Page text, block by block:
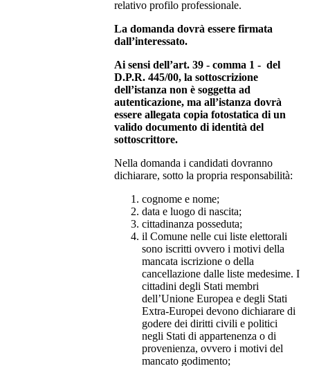
relativo profilo professionale.
La domanda dovrà essere firmata
dall’interessato.
Ai sensi dell’art. 39 - comma 1 - del
D.P.R. 445/00, la sottoscrizione
dell’istanza non è soggetta ad
autenticazione, ma all’istanza dovrà
essere allegata copia fotostatica di un
valido documento di identità del
sottoscrittore.
Nella domanda i candidati dovranno
dichiarare, sotto la propria responsabilità:
cognome e nome;
data e luogo di nascita;
cittadinanza posseduta;
il Comune nelle cui liste elettorali
sono iscritti ovvero i motivi della
mancata iscrizione o della
cancellazione dalle liste medesime. I
cittadini degli Stati membri
dell’Unione Europea e degli Stati
Extra-Europei devono dichiarare di
godere dei diritti civili e politici
negli Stati di appartenenza o di
provenienza, ovvero i motivi del
mancato godimento;